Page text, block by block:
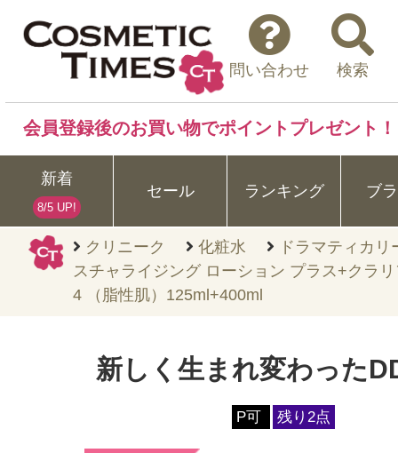
クリニーク 化粧水
ドラマティカ
スチャライジング ローション プラス+クラ
4 （脂性肌）125ml+400ml
問い合わせ 検索
会員登録後のお買い物でポイントプレゼント！
新着
8/5 UP!
セール ランキング ブ
新しく生まれ変わった
P可 残り2点